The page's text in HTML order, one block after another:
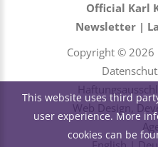
Official Karl
Newsletter|
Copyright © 2026
Web Design,
This website uses third
user experience. More
cookies can be